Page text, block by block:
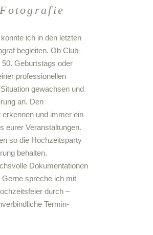
ich in den letzten
begleiten. Ob Club-
Geburtstags oder
professionellen
gewachsen und
an. Den
und immer ein
eurer Veranstaltungen.
so die Hochzeitsparty
behalten.
Dokumentationen
spreche ich mit
durch –
Termin-